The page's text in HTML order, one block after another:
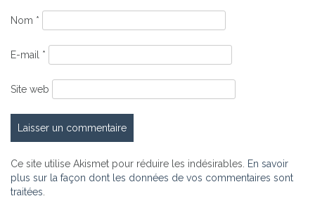
Nom *
E-mail *
Site web
Ce site utilise Akismet pour réduire les indésirables. En savoir
plus sur la façon dont les données de vos commentaires sont
traitées